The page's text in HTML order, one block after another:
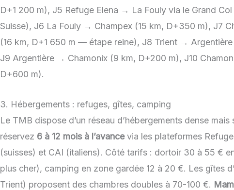
D+1 200 m), J5 Refuge Elena → La Fouly via le Grand
Suisse), J6 La Fouly → Champex (15 km, D+350 m), J7
(16 km, D+1 650 m — étape reine), J8 Trient →
J9 Argentière → Chamonix (9 km, D+200 m), J10
D+600 m).
3. Hébergements : refuges, gîtes, camping
Le TMB dispose d’un réseau d’hébergements dense
réservez 6 à 12 mois à l’avancevia les plateformes
(suisses) et CAI (italiens). Côté tarifs : dortoir 30 à 55 €
plus cher), camping en zone gardée 12 à 20 €. Les gîtes
Trient) proposent des chambres doubles à 70-100 €.